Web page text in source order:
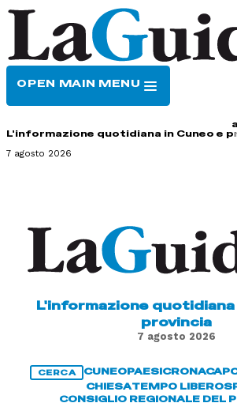
OPEN MAIN MENU
L'informazione quotidiana in Cuneo e
7 agosto 2026
L'informazione quotidiana
provincia
7 agosto 2026
CERCA CUNEOPAESICRONACA
CHIESATEMPO LIBERO
CONSIGLIO REGIONALE DEL